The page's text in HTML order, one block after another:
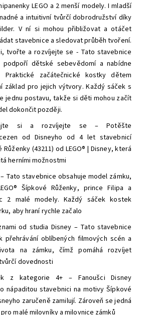
LEGO a 2 menší modely. I mladší
a intuitivní tvůrčí dobrodružství díky
V ní si mohou přibližovat a otáčet
stavebnice a sledovat průběh tvoření.
tvořte a rozvíjejte se - Tato stavebnice
dětské sebevědomí a nabídne
Praktické začátečnické kostky dětem
základ pro jejich výtvory. Každý sáček s
jednu postavu, takže si děti mohou začít
dokončit později.
si a rozvíjejte se – Potěšte
od Disneyho od 4 let stavebnicí
Růženky (43211) od LEGO® | Disney, která
herními možnostmi
Tato stavebnice obsahuje model zámku,
Šípkové Růženky, prince Filipa a
2 malé modely. Každý sáček kostek
aby hraní rychle začalo
od studia Disney – Tato stavebnice
přehrávání oblíbených filmových scén a
na zámku, čímž pomáhá rozvíjet
dovednosti
z kategorie 4+ – Fanoušci Disney
nápaditou stavebnici na motivy Šípkové
zaručeně zamilují. Zároveň se jedná
malé milovníky a milovnice zámků